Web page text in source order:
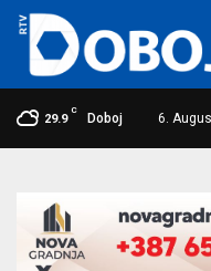
29.9
C
Doboj 6.